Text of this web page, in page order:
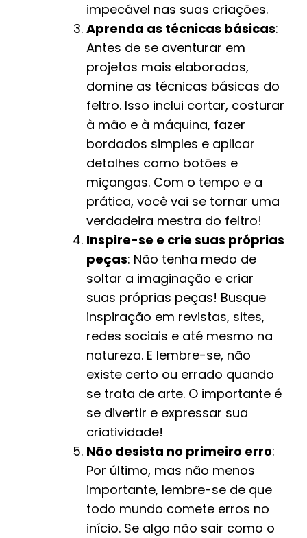
impecável nas suas criações.
Aprenda as técnicas básicas:
Antes de se aventurar em
projetos mais elaborados,
domine as técnicas básicas do
feltro. Isso inclui cortar, costurar
à mão e à máquina, fazer
bordados simples e aplicar
detalhes como botões e
miçangas. Com o tempo e a
prática, você vai se tornar uma
verdadeira mestra do feltro!
Inspire-se e crie suas próprias
peças: Não tenha medo de
soltar a imaginação e criar
suas próprias peças! Busque
inspiração em revistas, sites,
redes sociais e até mesmo na
natureza. E lembre-se, não
existe certo ou errado quando
se trata de arte. O importante é
se divertir e expressar sua
criatividade!
Não desista no primeiro erro:
Por último, mas não menos
importante, lembre-se de que
todo mundo comete erros no
início. Se algo não sair como o